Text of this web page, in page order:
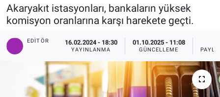
Akaryakıt istasyonları, bankaların yüksek
komisyon oranlarına karşı harekete geçti.
EDITÖR 16.02.2024 - 18:30
YAYINLANMA
01.10.2025 - 11:08
GÜNCELLEME